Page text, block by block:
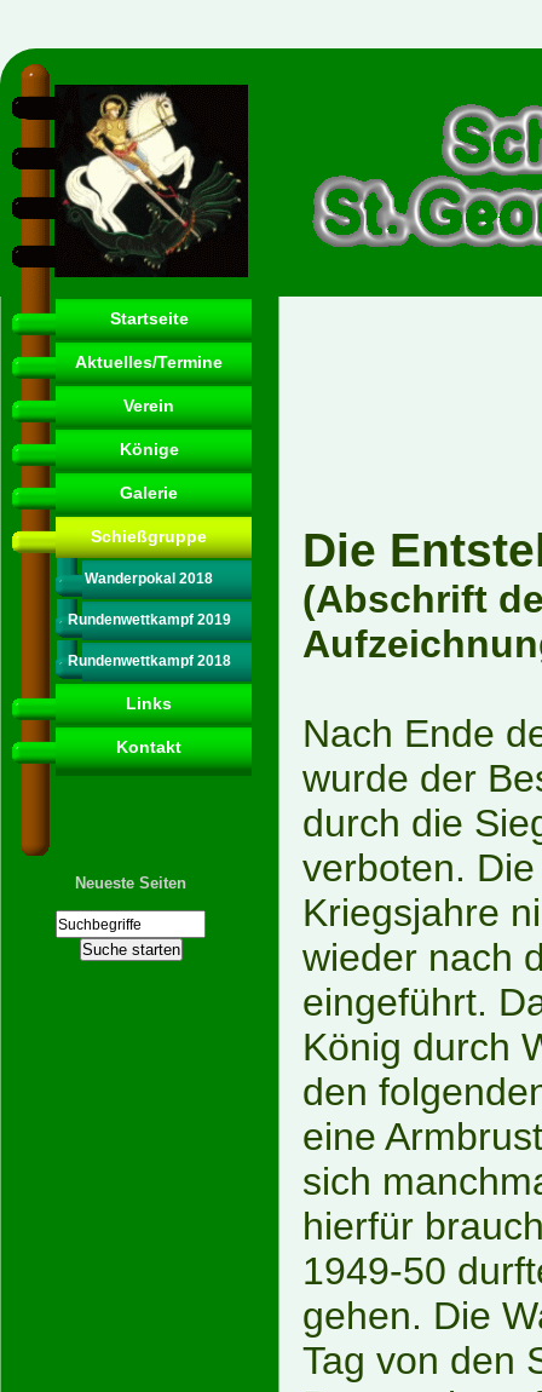
Startseite
Aktuelles/Termine
Verein
Könige
Galerie
Schießgruppe
Wanderpokal 2018
Rundenwettkampf 2019
Rundenwettkampf 2018
Links
Kontakt
Neueste Seiten
Die
(Abschrift
Nach Ende
wurde der
durch die
verboten.
Kriegsjahre
wieder nach
eingeführt.
König durch
den
eine
sich
hierfür
1949-50
gehen. Die
Tag von den